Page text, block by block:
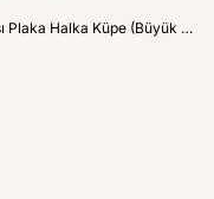
Özel Seri Altıgen Yassı Plaka Halka Küpe (Büyük Boy : 4.6 Cm)